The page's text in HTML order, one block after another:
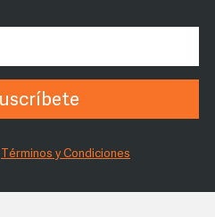
Términos y Condiciones